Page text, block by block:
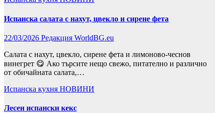
Испанска салата с нахут, цвекло и сирене фета
22/03/2026 Редакция WorldBG.eu
Салата с нахут, цвекло, сирене фета и лимоново-чеснов
винегрет 😋 Ако търсите нещо свежо, питателно и различно
от обичайната салата,…
Испанска кухня НОВИНИ
Лесен испански кекс